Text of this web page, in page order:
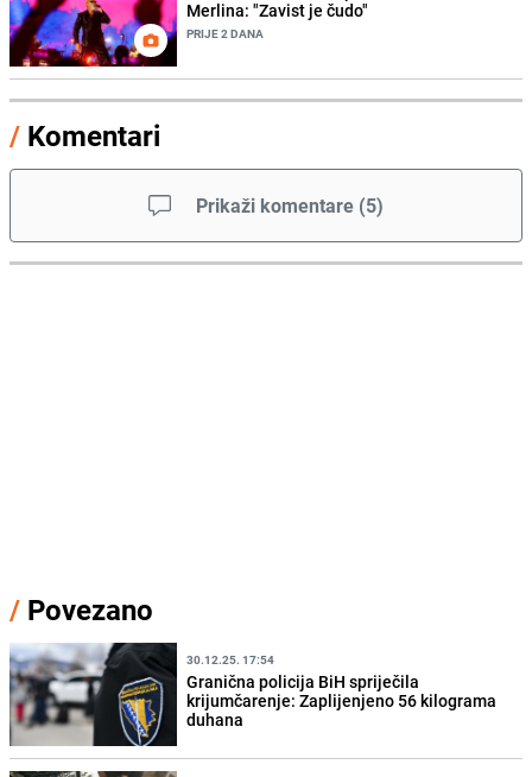
Merlina: "Zavist je čudo"
PRIJE 2 DANA
/ Komentari
Prikaži komentare (5)
/ Povezano
30.12.25. 17:54
Granična policija BiH spriječila
krijumčarenje: Zaplijenjeno 56 kilograma
duhana